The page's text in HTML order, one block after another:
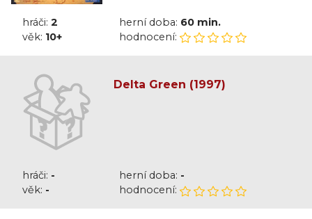
hráči: 2 herní doba: 60 min.
věk: 10+ hodnocení:
Delta Green (1997)
hráči: - herní doba: -
věk: - hodnocení: